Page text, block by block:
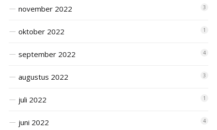
november 2022 3
oktober 2022 1
september 2022 4
augustus 2022 3
juli 2022 1
juni 2022 4